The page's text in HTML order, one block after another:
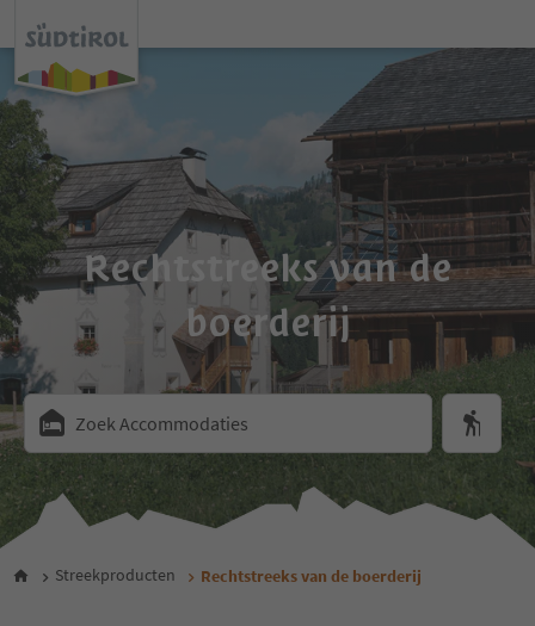
Rechtstreeks van de
boerderij
Zoek Accommodaties
Streekproducten Rechtstreeks van de boerderij